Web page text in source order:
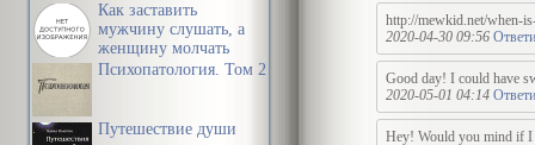
Как заставить
мужчину слушать, а
женщину молчать
Психопатология. Том 2
Путешествие души
http://mewkid.net/when-
2020-04-30 09:56
Good day! I could have
2020-05-01 04:14
Hey! Would you mind if I